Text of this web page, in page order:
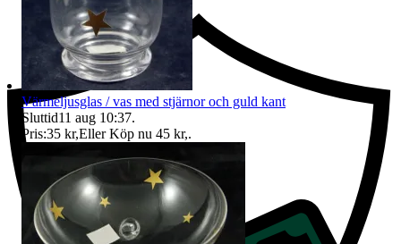
Värmeljusglas / vas med stjärnor och guld kant
Sluttid11 aug 10:37.
Pris:35 kr,Eller Köp nu 45 kr,.